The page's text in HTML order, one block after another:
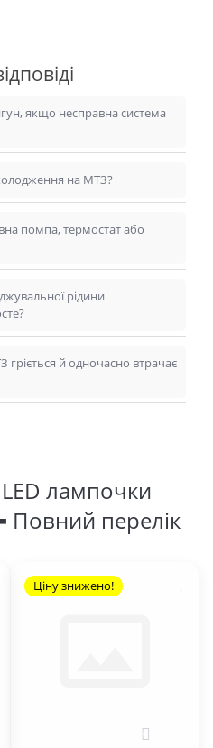
якщо несправна система
на МТЗ?
помпа, термостат або
рідини
й одночасно втрачає
лампочки
Повний перелік
Ціну знижено!